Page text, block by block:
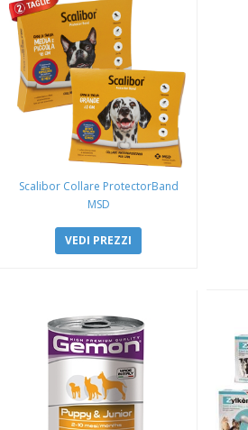
Scalibor Collare ProtectorBand
MSD
VEDI PREZZI